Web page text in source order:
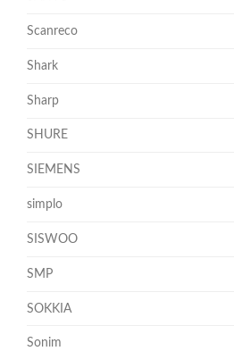
Scanreco
Shark
Sharp
SHURE
SIEMENS
simplo
SISWOO
SMP
SOKKIA
Sonim